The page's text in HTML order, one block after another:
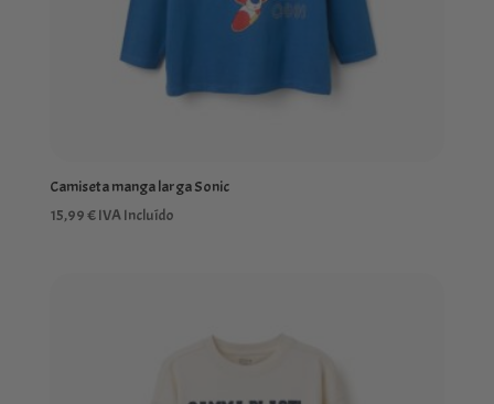
Camiseta manga larga Sonic
15,99€IVA Incluído